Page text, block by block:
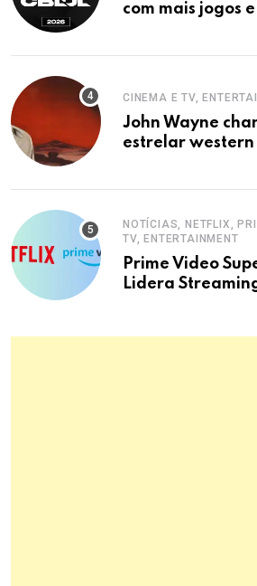
com mais jogos
CINEMA E TV,
John Wayne
estrelar western
NOTÍCIAS, NETFLIX,
TV, ENTERTAINMENT
Prime Video
Lidera